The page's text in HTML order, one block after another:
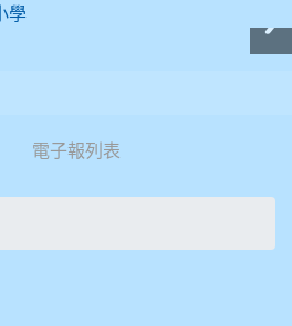
電子報列表